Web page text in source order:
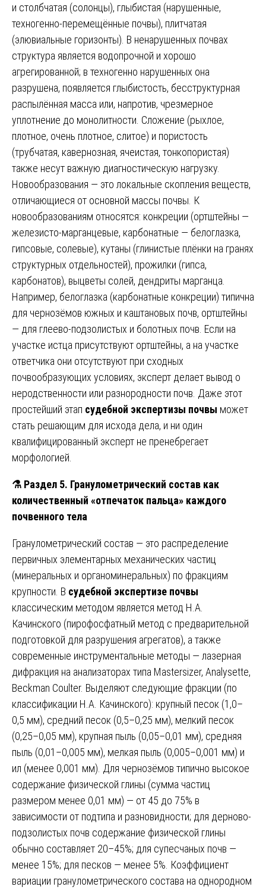
и столбчатая (солонцы), глыбистая (нарушенные,
техногенно-перемещённые почвы), плитчатая
(элювиальные горизонты). В ненарушенных почвах
структура является водопрочной и хорошо
агрегированной; в техногенно нарушенных она
разрушена, появляется глыбистость, бесструктурная
распылённая масса или, напротив, чрезмерное
уплотнение до монолитности. Сложение (рыхлое,
плотное, очень плотное, слитое) и пористость
(трубчатая, кавернозная, ячеистая, тонкопористая)
также несут важную диагностическую нагрузку.
Новообразования — это локальные скопления веществ,
отличающиеся от основной массы почвы. К
новообразованиям относятся: конкреции (ортштейны —
железисто-марганцевые, карбонатные — белоглазка,
гипсовые, солевые), кутаны (глинистые плёнки на гранях
структурных отдельностей), прожилки (гипса,
карбонатов), выцветы солей, дендриты марганца.
Например, белоглазка (карбонатные конкреции) типична
для чернозёмов южных и каштановых почв, ортштейны
— для глеево-подзолистых и болотных почв. Если на
участке истца присутствуют ортштейны, а на участке
ответчика они отсутствуют при сходных
почвообразующих условиях, эксперт делает вывод о
неродственности или разнородности почв. Даже этот
простейший этап судебной экспертизы почвы может
стать решающим для исхода дела, и ни один
квалифицированный эксперт не пренебрегает
морфологией.
⚗️ Раздел 5. Гранулометрический состав как
количественный «отпечаток пальца» каждого
почвенного тела
Гранулометрический состав — это распределение
первичных элементарных механических частиц
(минеральных и органоминеральных) по фракциям
крупности. В судебной экспертизе почвы
классическим методом является метод Н.А.
Качинского (пирофосфатный метод с предварительной
подготовкой для разрушения агрегатов), а также
современные инструментальные методы — лазерная
дифракция на анализаторах типа Mastersizer, Analysette,
Beckman Coulter. Выделяют следующие фракции (по
классификации Н.А. Качинского): крупный песок (1,0–
0,5 мм), средний песок (0,5–0,25 мм), мелкий песок
(0,25–0,05 мм), крупная пыль (0,05–0,01 мм), средняя
пыль (0,01–0,005 мм), мелкая пыль (0,005–0,001 мм) и
ил (менее 0,001 мм). Для чернозёмов типично высокое
содержание физической глины (сумма частиц
размером менее 0,01 мм) — от 45 до 75% в
зависимости от подтипа и разновидности; для дерново-
подзолистых почв содержание физической глины
обычно составляет 20–45%; для супесчаных почв —
менее 15%; для песков — менее 5%. Коэффициент
вариации гранулометрического состава на однородном